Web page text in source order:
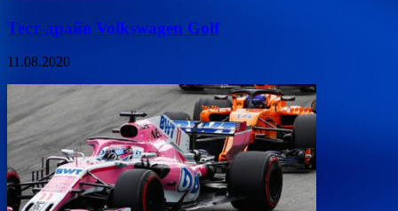
Тест-драйв Volkswagen Golf
11.08.2020